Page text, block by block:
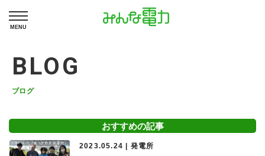
MENU
BLOG
ブログ
おすすめの記事
2023.05.24 | 発電所